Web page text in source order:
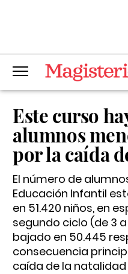
Este curso
alumnos
por la caída
El número de
Educación Infantil
en 51.420 niños, en
segundo ciclo (de 3
bajado en 50.445
consecuencia
caída de la natalidad